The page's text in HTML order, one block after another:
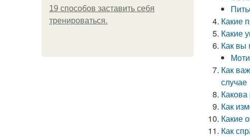
19 способов заставить себя
тренироваться.
Какие
Какие
Как вы
Как
случае
Как
Какие
Как